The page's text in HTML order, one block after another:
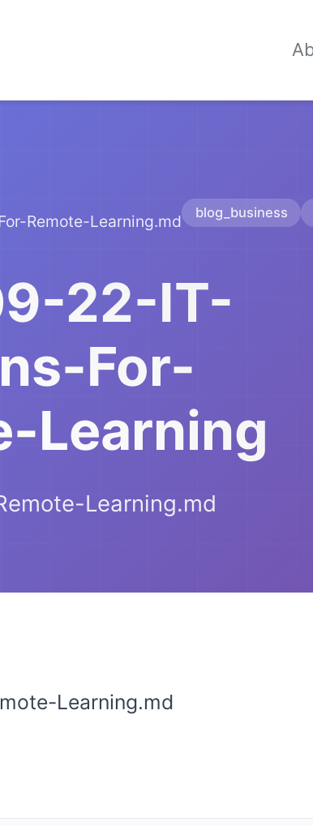
Remote-Learning.md blog_business
22-IT-
For-
Learning
Learning.md
Learning.md